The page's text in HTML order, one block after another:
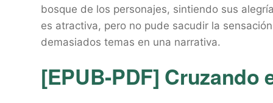
bosque de los personajes, sintiendo sus
es atractiva, pero no pude sacudir la
demasiados temas en una narrativa.
[EPUB-PDF] Cruzando